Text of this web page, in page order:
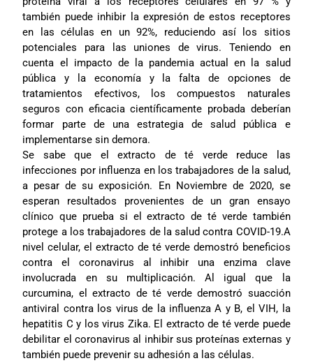
también puede inhibir la expresión de estos receptores
en las células en un 92%, reduciendo así los sitios
potenciales para las uniones de virus. Teniendo en
cuenta el impacto de la pandemia actual en la salud
pública y la economía y la falta de opciones de
tratamientos efectivos, los compuestos naturales
seguros con eficacia científicamente probada deberían
formar parte de una estrategia de salud pública e
implementarse sin demora.
Se sabe que el extracto de té verde reduce las
infecciones por influenza en los trabajadores de la salud,
a pesar de su exposición. En Noviembre de 2020, se
esperan resultados provenientes de un gran ensayo
clínico que prueba si el extracto de té verde también
protege a los trabajadores de la salud contra COVID-19.A
nivel celular, el extracto de té verde demostró beneficios
contra el coronavirus al inhibir una enzima clave
involucrada en su multiplicación. Al igual que la
curcumina, el extracto de té verde demostró suacción
antiviral contra los virus de la influenza A y B, el VIH, la
hepatitis C y los virus Zika. El extracto de té verde puede
debilitar el coronavirus al inhibir sus proteínas externas y
también puede prevenir su adhesión a las células.